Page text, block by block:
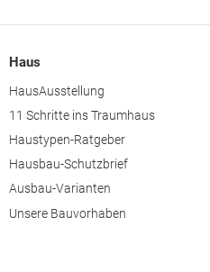
Freistadt
Haus
HausAusstellung
11 Schritte ins Traumhaus
Haustypen-Ratgeber
Hausbau-Schutzbrief
Ausbau-Varianten
Unsere Bauvorhaben